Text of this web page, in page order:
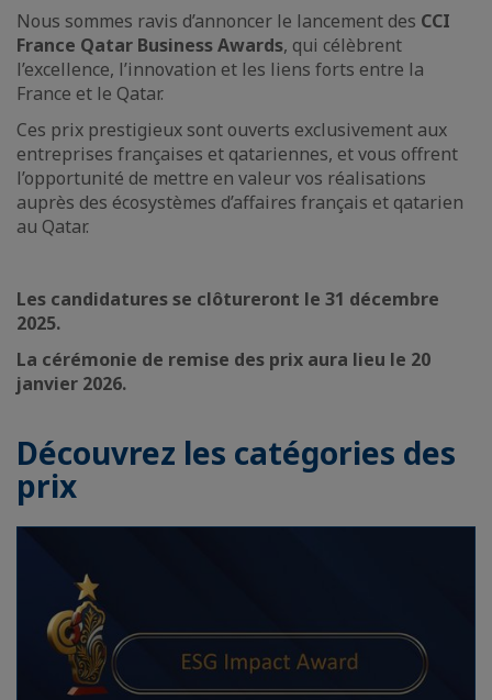
Nous sommes ravis d’annoncer le lancement des CCI
France Qatar Business Awards, qui célèbrent
l’excellence, l’innovation et les liens forts entre la
France et le Qatar.
Ces prix prestigieux sont ouverts exclusivement aux
entreprises françaises et qatariennes, et vous offrent
l’opportunité de mettre en valeur vos réalisations
auprès des écosystèmes d’affaires français et qatarien
au Qatar.
Les candidatures se clôtureront le 31 décembre
2025.
La cérémonie de remise des prix aura lieu le 20
janvier 2026.
Découvrez les catégories des
prix